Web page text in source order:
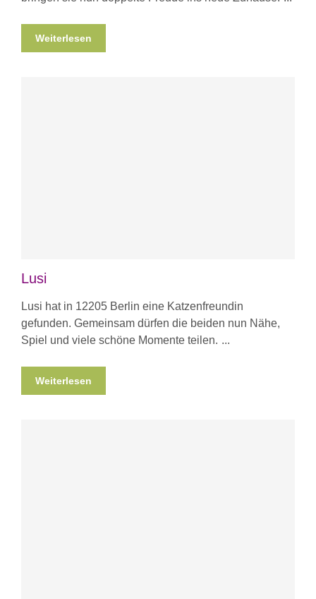
Weiterlesen
Lusi
Lusi hat in 12205 Berlin eine Katzenfreundin
gefunden. Gemeinsam dürfen die beiden nun Nähe,
Spiel und viele schöne Momente teilen.
Weiterlesen